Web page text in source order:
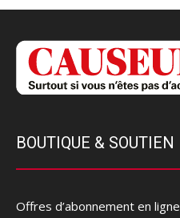
BOUTIQUE & SOUTIEN
Offres d’abonnement en ligne